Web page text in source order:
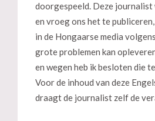
doorgespeeld. Deze journalist
en vroeg ons het te
in de Hongaarse media
grote problemen kan
en wegen heb ik besloten die
Voor de inhoud van deze
draagt de journalist zelf de